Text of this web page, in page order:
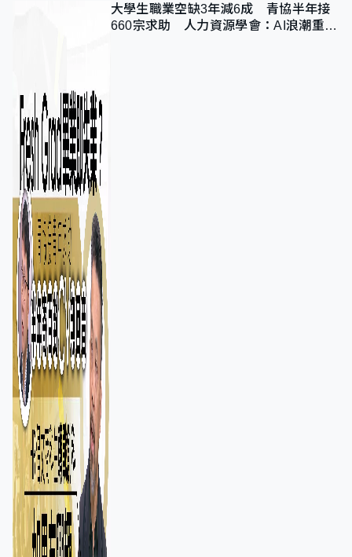
大學生職業空缺3年減6成 青協半年接
660宗求助 人力資源學會：AI浪潮重整